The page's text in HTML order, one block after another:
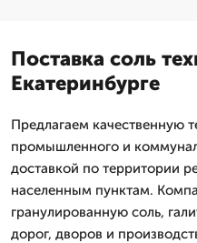
Поставка соль
Екатеринбурге
Предлагаем качественную
промышленного и
доставкой по территории
населенным пунктам.
гранулированную соль,
дорог, дворов и